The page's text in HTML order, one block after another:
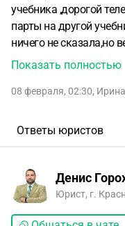
учебника ,дорогой
парты на другой
ничего не сказала,но
претензией,что мой
заплатить за ремонт
подружки этой
девочка вообще ещё
кабинете нет
Показать полностью
08 февраля, 02:30, Ирина
Ответы юристов
Денис
Юрист, г.